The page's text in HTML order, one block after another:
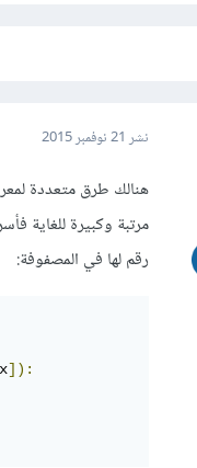
نشر 21 نوفمبر 2015
هنالك طرق متعددة
مرتبة وكبيرة للغاية
رقم لها في المصفوفة:
]):